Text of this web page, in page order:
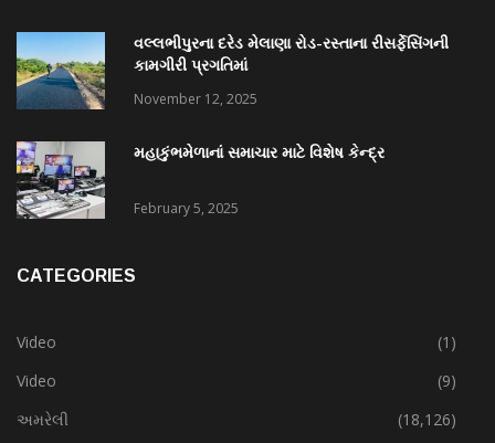
વલ્લભીપુરના દરેડ મેલાણા રોડ-રસ્તાના રીસર્ફેસિંગની
કામગીરી પ્રગતિમાં
November 12, 2025
મહાકુંભમેળાનાં સમાચાર માટે વિશેષ કેન્દ્ર
February 5, 2025
CATEGORIES
Video
(1)
Video
(9)
અમરેલી
(18,126)